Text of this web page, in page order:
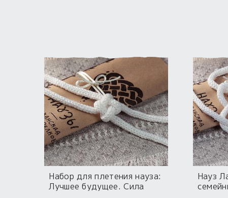
Набор для плетения науза:
Лучшее будущее. Сила
Науз